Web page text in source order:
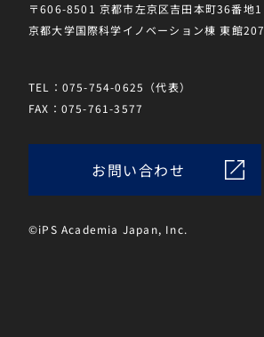
〒606-8501 京都市左京区吉田本町36番地1
京都大学国際科学イノベーション棟 東館207
TEL：075-754-0625（代表）
FAX：075-761-3577
お問い合わせ
©iPS Academia Japan, Inc.